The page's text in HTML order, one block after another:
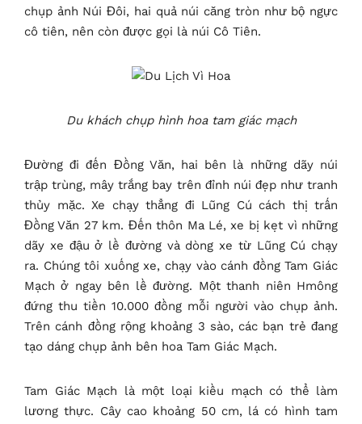
chụp ảnh Núi Đôi, hai quả núi căng tròn như bộ ngực
cô tiên, nên còn được gọi là núi Cô Tiên.
Du khách chụp hình hoa tam giác mạch
Đường đi đến Đồng Văn, hai bên là những dãy núi
trập trùng, mây trắng bay trên đỉnh núi đẹp như tranh
thủy mặc. Xe chạy thẳng đi Lũng Cú cách thị trấn
Đồng Văn 27 km. Đến thôn Ma Lé, xe bị kẹt vì những
dãy xe đậu ở lề đường và dòng xe từ Lũng Cú chạy
ra. Chúng tôi xuống xe, chạy vào cánh đồng Tam Giác
Mạch ở ngay bên lề đường. Một thanh niên Hmông
đứng thu tiền 10.000 đồng mỗi người vào chụp ảnh.
Trên cánh đồng rộng khoảng 3 sào, các bạn trẻ đang
tạo dáng chụp ảnh bên hoa Tam Giác Mạch.
Tam Giác Mạch là một loại kiều mạch có thể làm
lương thực. Cây cao khoảng 50 cm, lá có hình tam